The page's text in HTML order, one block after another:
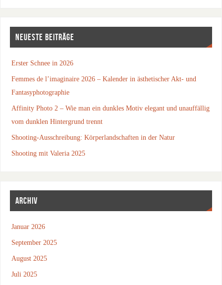
NEUESTE BEITRÄGE
Erster Schnee in 2026
Femmes de l’imaginaire 2026 – Kalender in ästhetischer Akt- und
Fantasyphotographie
Affinity Photo 2 – Wie man ein dunkles Motiv elegant und unauffällig
vom dunklen Hintergrund trennt
Shooting-Ausschreibung: Körperlandschaften in der Natur
Shooting mit Valeria 2025
ARCHIV
Januar 2026
September 2025
August 2025
Juli 2025